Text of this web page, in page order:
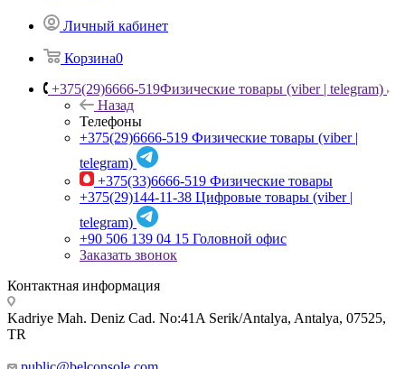
Личный кабинет
Корзина0
+375(29)6666-519Физические товары (viber | telegram)
Назад
Телефоны
+375(29)6666-519 Физические товары (viber |
telegram)
+375(33)6666-519 Физические товары
+375(29)144-11-38 Цифровые товары (viber |
telegram)
+90 506 139 04 15 Головной офис
Заказать звонок
Контактная информация
Kadriye Mah. Deniz Cad. No:41A Serik/Antalya, Antalya, 07525,
TR